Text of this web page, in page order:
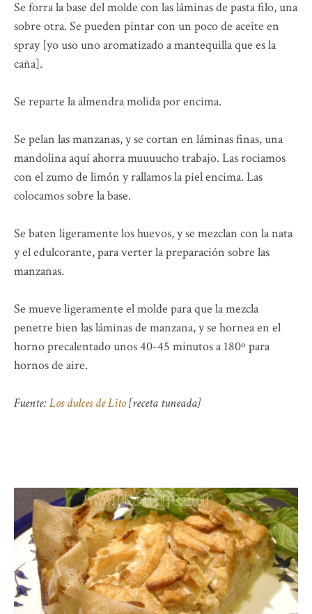
Se forra la base del molde con las láminas de pasta filo, una
sobre otra. Se pueden pintar con un poco de aceite en
spray [yo uso uno aromatizado a mantequilla que es la
caña].
Se reparte la almendra molida por encima.
Se pelan las manzanas, y se cortan en láminas finas, una
mandolina aquí ahorra muuuucho trabajo. Las rociamos
con el zumo de limón y rallamos la piel encima. Las
colocamos sobre la base.
Se baten ligeramente los huevos, y se mezclan con la nata
y el edulcorante, para verter la preparación sobre las
manzanas.
Se mueve ligeramente el molde para que la mezcla
penetre bien las láminas de manzana, y se hornea en el
horno precalentado unos 40-45 minutos a 180º para
hornos de aire.
Fuente:Los dulces de Lito[receta tuneada]